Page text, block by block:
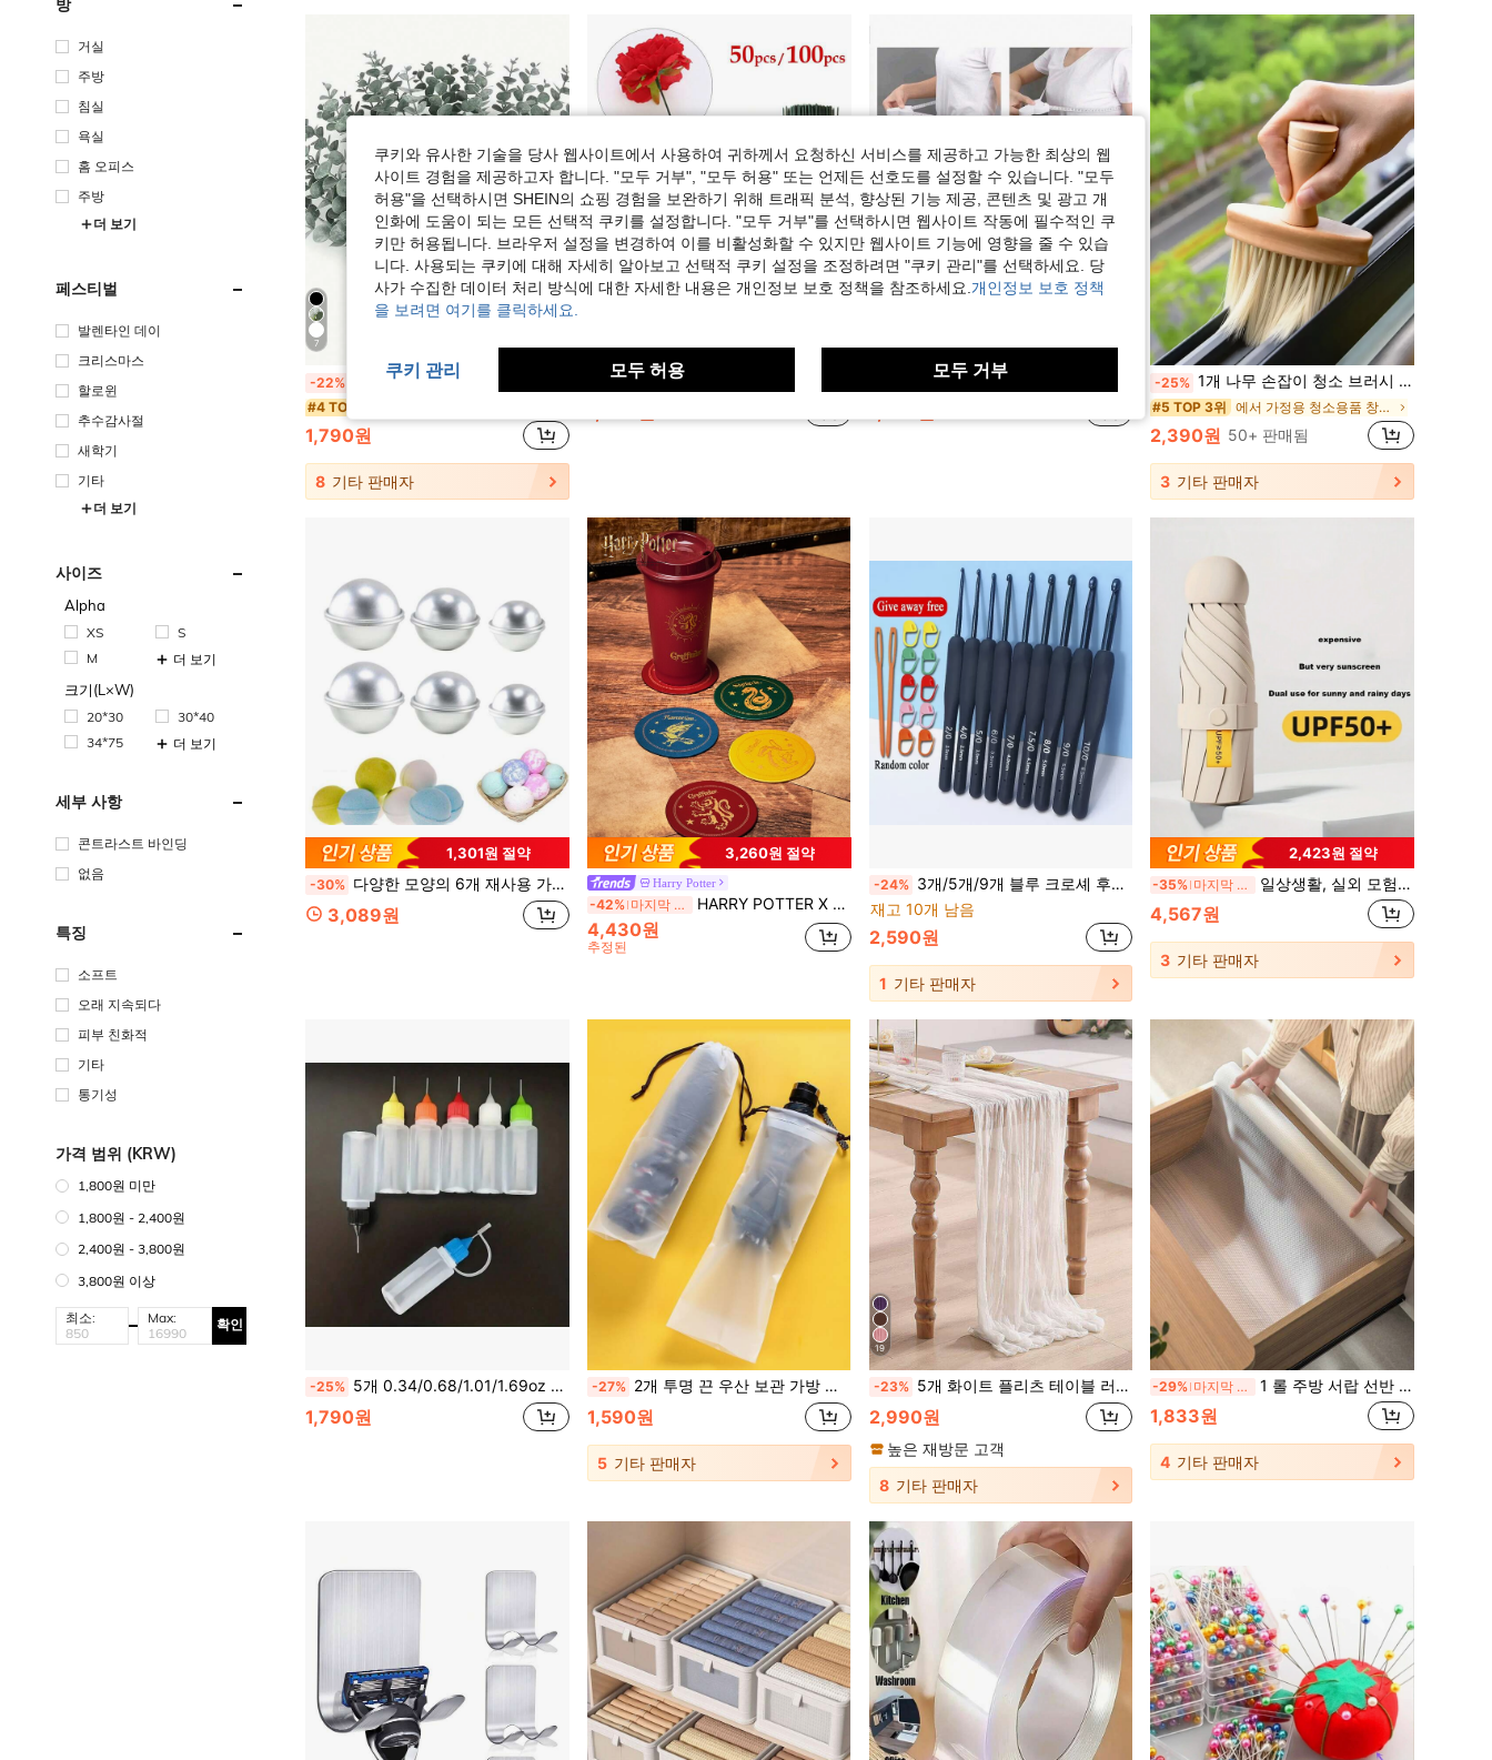
방
거실
주방
침실
욕실
홈 오피스
주방
더 보기
페스티벌
발렌타인 데이
크리스마스
할로윈
추수감사절
새학기
기타
더 보기
사이즈
Alpha
XS
S
M
더 보기
크기(L×W)
20*30
30*40
34*75
더 보기
세부 사항
콘트라스트 바인딩
없음
특징
소프트
오래 지속되다
피부 친화적
기타
통기성
가격 범위 (KRW)
1,800원 미만
1,800원 - 2,400원
2,400원 - 3,800원
3,800원 이상
최소: Max: 확인
7
-22% 10/30/70개 유칼립투스 줄기 인조 식물 인조 유칼립투스 가지 인조 유칼립투스 줄기 웨딩 부케 홈 데코, 봄 여름 데코
#4 TOP 3위
1,790원
8 기타 판매자
1,121원 절약
-36% 마지막 2일 마지막 2일 1개 신체 사이즈(가슴, 허리, 팔) 측정 테이프 양면 (cm 및 인치) 눈금, 스티커, 벽 데칼, 홈 장식용 비닐 데칼, 봄 장식 아이템으로 집 새단장, 라마 장식 스티커 -25% 1개 나무 손잡이 청소 브러시 , 롱 강모 부러시 클린 자동차 에어컨 아웃렛 , 내부 균열
#5 TOP 3위 에서 가정용 청소용품 창문 청소 도구
2,390원 50+ 판매됨
3 기타 판매자
1,301원 절약
-30% 다양한 모양의 6개 재사용 가능한 목욕 폭탄 & 비누 금형 3세트
3,089원
3,260원 절약
Harry Potter
-42% 마지막 2일 HARRY POTTER X SHEIN 4개/세트 동물 패턴 PU 코스터, 데스크 장식, 단열, 개학
4,430원
추정된
-24% 3개/5개/9개 블루 크로셰 후크 세트, 스테인리스 스틸 부드러운 손잡이 크로셰 니들, 아미구루미, 니팅, 초보자용
재고 10개 남음
2,590원
1 기타 판매자
2,423원 절약
-35% 마지막 2일 일상생활, 실외 모험, 여행, 스포츠, 해변, 야영, 학교, 사무실, 가정에서 사용할 수 있는 다기능 UV 차단 접이식 미니 포켓 우산, 다양한 색상
4,567원
3 기타 판매자
-25% 5개 0.34/0.68/1.01/1.69oz 짜내기 병 니들 팁 PE 풀 바늘 병 공예 도구 투명 페이퍼 퀼링 스크랩북 장식 DIY 레진 공예 제작 도구
1,790원
-27% 2개 투명 끈 우산 보관 가방 정리함 학교, 사무실, 가정, 여행, 어머니의 날 선물, 침실 장식, 정원, 주방 장식, 여름, 해변, 여행 필수품, 방 장식, 스퀴시, 졸업, 야외, 정원, 여행 필수품
1,590원
5 기타 판매자
19
-23% 5개 화이트 플리츠 테이블 러너, 접이식 식탁보, 휴일 생일 파티 웨딩 장식, 홈 데코, 식탁 장식, 테이블 깃발, 단색 식탁보, 생일 웨딩 장식, 2026년 새해 장식, 파티 선물, 파티 장식, 홈 테이블 깃발
2,990원
높은 재방문 고객
8 기타 판매자
-29% 마지막 2일 1 롤 주방 서랍 선반 라이너 냉장고 캐비닛 패드 습기 방지 절단 가능한 미끄럼 방지 방수 옷장 매트 학교, 사무실, 가정, 여행, 개학 용품, 봄 여름 선택, 신부 들러리 선물, 방, 침실 장식, 침실 장식, 해변, 여행, 남성용, 여성용, 휴가, 귀여운 물건, 어머니의 날 선물, 침실 장식, 정원, 주방 장식, 여름, 해변, 여행 필수품, 방 장식, 스퀴시, 졸업식용 EVA 매트
1,833원
4 기타 판매자
쿠키와 유사한 기술을 당사 웹사이트에서 사용하여 귀하께서 요청하신 서비스를 제공하고 가능한 최상의 웹
사이트 경험을 제공하고자 합니다. "모두 거부", "모두 허용" 또는 언제든 선호도를 설정할 수 있습니다. "모두
허용"을 선택하시면 SHEIN의 쇼핑 경험을 보완하기 위해 트래픽 분석, 향상된 기능 제공, 콘텐츠 및 광고 개
인화에 도움이 되는 모든 선택적 쿠키를 설정합니다. "모두 거부"를 선택하시면 웹사이트 작동에 필수적인 쿠
키만 허용됩니다. 브라우저 설정을 변경하여 이를 비활성화할 수 있지만 웹사이트 기능에 영향을 줄 수 있습
니다. 사용되는 쿠키에 대해 자세히 알아보고 선택적 쿠키 설정을 조정하려면 "쿠키 관리"를 선택하세요. 당
사가 수집한 데이터 처리 방식에 대한 자세한 내용은 개인정보 보호 정책을 참조하세요. 개인정보 보호 정책
을 보려면 여기를 클릭하세요.
쿠키 관리 모두 허용 모두 거부